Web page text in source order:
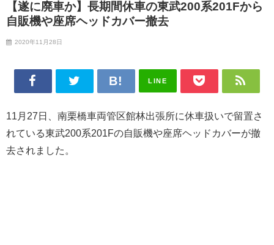
【遂に廃車か】長期間休車の東武200系201Fから
自販機や座席ヘッドカバー撤去
2020年11月28日
LINE
11月27日、南栗橋車両管区館林出張所に休車扱いで留置さ
れている東武200系201Fの自販機や座席ヘッドカバーが撤
去されました。